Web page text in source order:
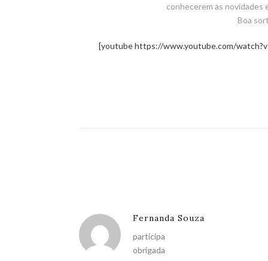
conhecerem as novidades
Boa
[youtube https://www.youtube.com/
Fernanda Souza
participa
obrigada